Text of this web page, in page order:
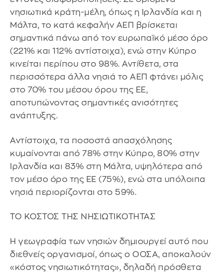
νησιωτικά κράτη-μέλη, όπως η Ιρλανδία και η
Μάλτα, το κατά κεφαλήν ΑΕΠ βρίσκεται
σημαντικά πάνω από τον ευρωπαϊκό μέσο όρο
(221% και 112% αντίστοιχα), ενώ στην Κύπρο
κινείται περίπου στο 98%. Αντίθετα, στα
περισσότερα άλλα νησιά το ΑΕΠ φτάνει μόλις
στο 70% του μέσου όρου της ΕΕ,
αποτυπώνοντας σημαντικές ανισότητες
ανάπτυξης.
Αντίστοιχα, τα ποσοστά απασχόλησης
κυμαίνονται από 78% στην Κύπρο, 80% στην
Ιρλανδία και 83% στη Μάλτα, υψηλότερα από
τον μέσο όρο της ΕΕ (75%), ενώ στα υπόλοιπα
νησιά περιορίζονται στο 59%.
ΤΟ ΚΟΣΤΟΣ ΤΗΣ ΝΗΣΙΩΤΙΚΟΤΗΤΑΣ
Η γεωγραφία των νησιών δημιουργεί αυτό που
διεθνείς οργανισμοί, όπως ο ΟΟΣΑ, αποκαλούν
«κόστος νησιωτικότητας», δηλαδή πρόσθετα